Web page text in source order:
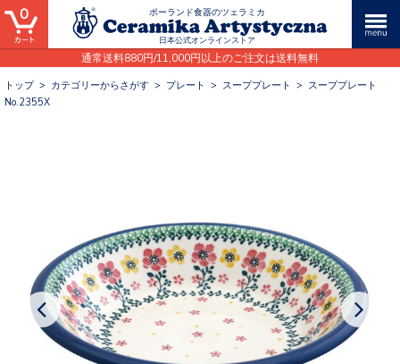
ポーランド食器のツェラミカ
日本公式オンラインストア
通常送料880円/11,000円以上のご注文は送料無料
0
トップ> カテゴリーからさがす > プレート > スーププレート > スーププレート
No.2355X